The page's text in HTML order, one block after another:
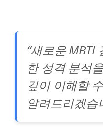
“새로운 MBTI
한 성격 분석
깊이 이해할
알려드리겠습